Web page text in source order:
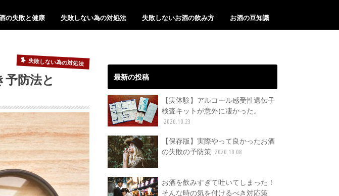
の失敗と健康 失敗しない為の対処法 失敗しないお酒の飲み方 お酒の豆知識
失敗しない為の対処法
予防法と
最新の投稿
【実体験】アルコール感受性遺伝子
検査キットが意外に凄かった。
2020.10.23
【保存版】実際やって良かったお酒
の失敗の予防策 2020.10.08
お酒を飲みすぎて吐いてしまった！
そんな時の気を付けるべき対応策